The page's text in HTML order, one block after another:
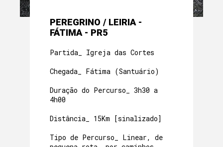
PEREGRINO / LEIRIA -
FÁTIMA - PR5
Partida_ Igreja das Cortes
Chegada_ Fátima (Santuário)
Duração do Percurso_ 3h30 a
4h00
Distância_ 15Km [sinalizado]
Tipo de Percurso_ Linear, de